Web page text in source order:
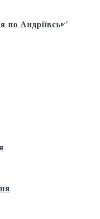
по Андріївській